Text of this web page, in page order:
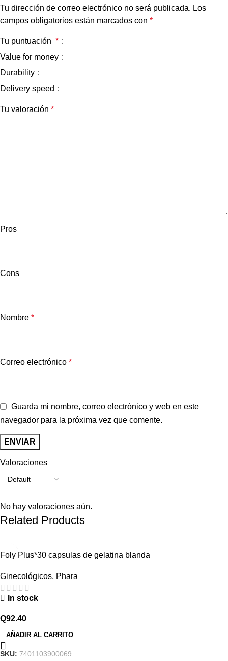
Valoraciones
No hay valoraciones aún.
Tu dirección de correo electrónico no será publicada. Los
campos obligatorios están marcados con *
Tu puntuación *
Value for money
Durability
Delivery speed
Tu valoración *
Pros
Cons
Nombre *
Correo electrónico *
Guarda mi nombre, correo electrónico y web en este
navegador para la próxima vez que comente.
Related Products
Foly Plus*30 capsulas de gelatina blanda
Ginecológicos, Phara
In stock
Q92.40
AÑADIR AL CARRITO
SKU: 7401103900069